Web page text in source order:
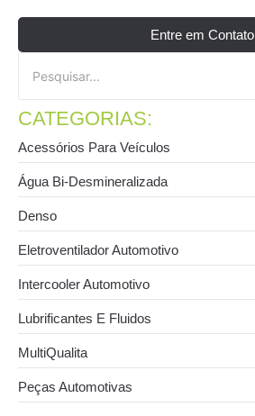
Entre em Contato
CATEGORIAS:
Acessórios Para Veículos
Água Bi-Desmineralizada
Denso
Eletroventilador Automotivo
Intercooler Automotivo
Lubrificantes E Fluidos
MultiQualita
Peças Automotivas